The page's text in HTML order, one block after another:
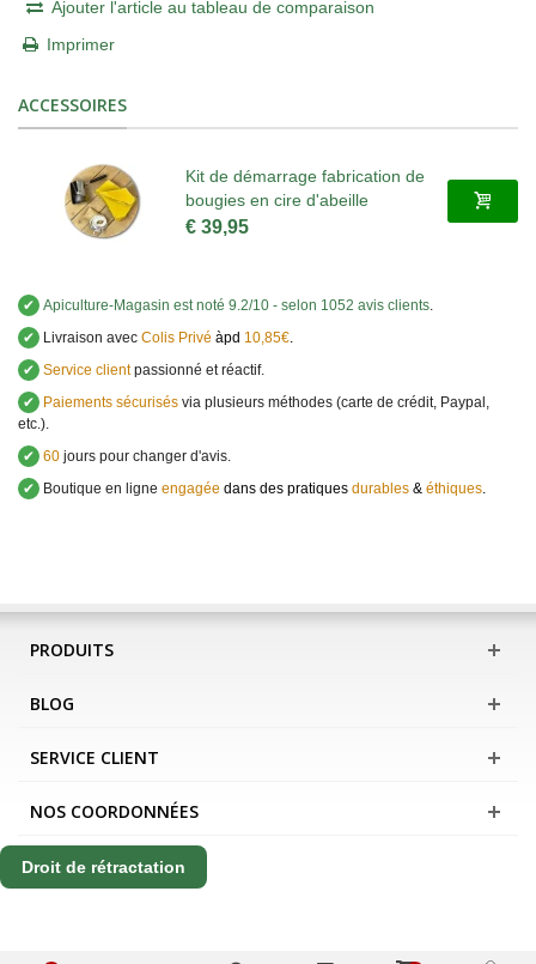
Ajouter l'article au tableau de comparaison
Imprimer
ACCESSOIRES
Kit de démarrage fabrication de
bougies en cire d'abeille
€ 39,95
✔ Apiculture-Magasin est noté 9.2/10 - selon 1052 avis clients.
✔
Livraison avec Colis Privé àpd 10,85€.
✔ Service clientpassionné et réactif.
✔
Paiements sécurisés via plusieurs méthodes (carte de crédit, Paypal,
etc.).
✔ 60 jours pour changer d'avis.
✔
Boutique en ligne engagée dans des pratiques durables & éthiques.
PRODUITS
BLOG
SERVICE CLIENT
NOS COORDONNÉES
Droit de rétractation